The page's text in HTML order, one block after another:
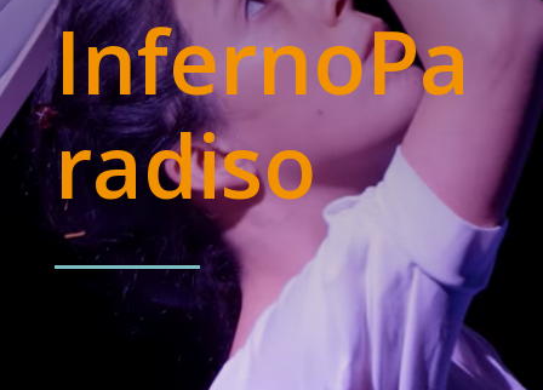
InfernoPa
radiso